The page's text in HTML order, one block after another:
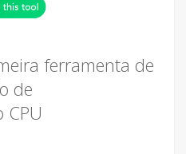
ferramenta de
de